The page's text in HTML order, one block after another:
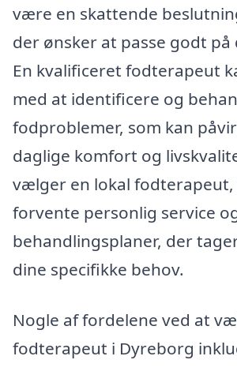
være en skattende
der ønsker at passe godt på
En kvalificeret fodterapeut
med at identificere og
fodproblemer, som kan
daglige komfort og
vælger en lokal fodterapeut,
forvente personlig service
behandlingsplaner, der
dine specifikke behov.
Nogle af fordelene ved at
fodterapeut i Dyreborg